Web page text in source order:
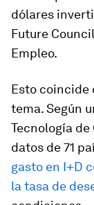
dólares
Future
Empleo.
Esto coincide
tema. Según
Tecnología de
datos de 71
gasto en I+D
la tasa de